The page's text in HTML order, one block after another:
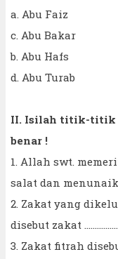
a. Abu Faiz
c. Abu Bakar
b. Abu Hafs
d. Abu Turab
II. Isilah titik-titik
benar !
1. Allah swt.
salat dan
2. Zakat yang
disebut zakat
3. Zakat fitrah